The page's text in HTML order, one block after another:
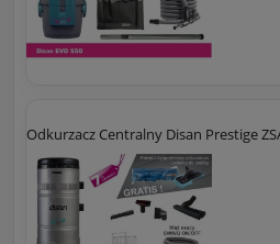
Odkurzacz Centralny Disan Prestige